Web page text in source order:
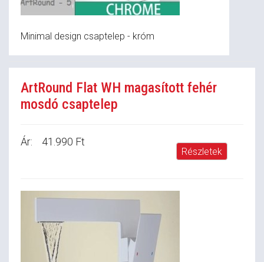
Minimal design csaptelep - króm
ArtRound Flat WH magasított fehér
mosdó csaptelep
Ár: 41.990 Ft
Részletek